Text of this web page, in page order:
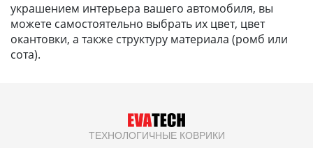
украшением интерьера вашего автомобиля, вы
можете самостоятельно выбрать их цвет, цвет
окантовки, а также структуру материала (ромб или
сота).
ТЕХНОЛОГИЧНЫЕ КОВРИКИ